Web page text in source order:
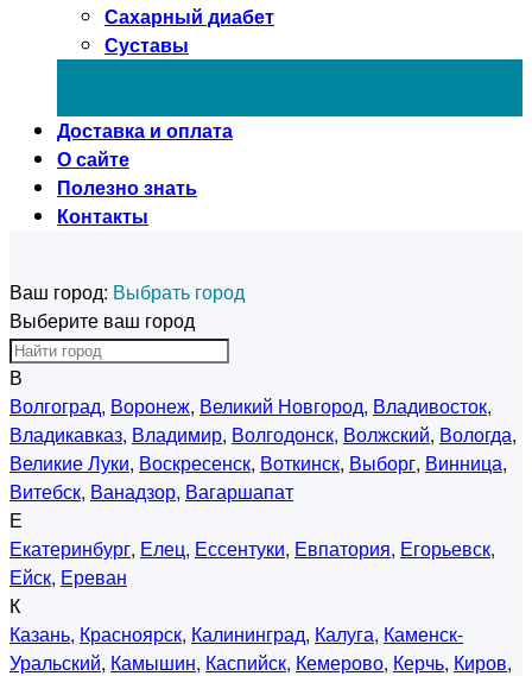
Сахарный диабет
Суставы
Доставка и оплата
О сайте
Полезно знать
Контакты
Ваш город: Выбрать город
Выберите ваш город
В
Волгоград, Воронеж, Великий Новгород, Владивосток,
Владикавказ, Владимир, Волгодонск, Волжский, Вологда,
Великие Луки, Воскресенск, Воткинск, Выборг, Винница,
Витебск, Ванадзор, Вагаршапат
Е
Екатеринбург, Елец, Ессентуки, Евпатория, Егорьевск,
Ейск, Ереван
К
Казань, Красноярск, Калининград, Калуга, Каменск-
Уральский, Камышин, Каспийск, Кемерово, Керчь, Киров,